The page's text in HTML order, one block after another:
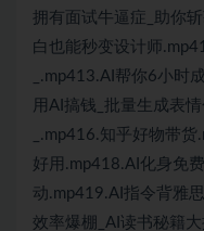
拥有面试牛逼症_助你
白也能秒变设计师
_.mp413.AI帮你6小时
用AI搞钱_批量生成表
_.mp416.知乎好物带
好用.mp418.AI化身免
动.mp419.AI指令背雅
效率爆棚_AI读书秘籍